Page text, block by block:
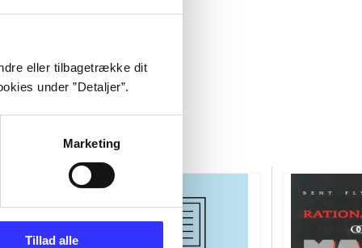
eller tilbagetrække dit
under ”Detaljer”.
Marketing
Tillad alle